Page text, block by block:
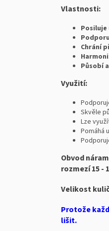
Vlastnosti:
Posiluje
Chrání
Působí
Využití:
Skvěle
Lze
Pomáhá
Obvod
rozmezí 15 -
Velikost
Protože
lišit.